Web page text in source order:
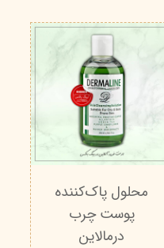
محلول پاک‌کننده
پوست چرب
درمالاین